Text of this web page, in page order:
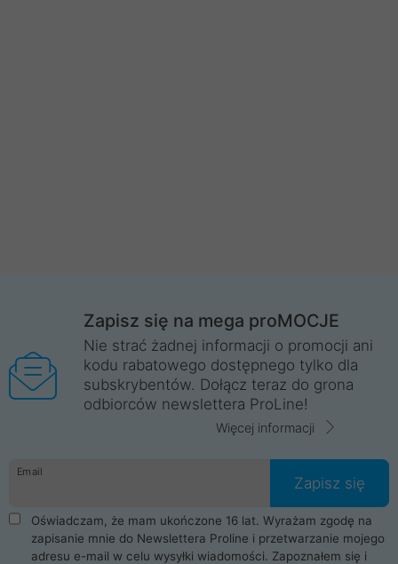
Zapisz się na mega proMOCJE
Nie strać żadnej informacji o promocji ani
kodu rabatowego dostępnego tylko dla
subskrybentów. Dołącz teraz do grona
odbiorców newslettera ProLine!
Więcej informacji
Email
Zapisz się
Oświadczam, że mam ukończone 16 lat. Wyrażam zgodę na
zapisanie mnie do Newslettera Proline i przetwarzanie mojego
adresu e-mail w celu wysyłki wiadomości. Zapoznałem się i